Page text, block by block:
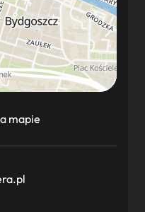
mapie